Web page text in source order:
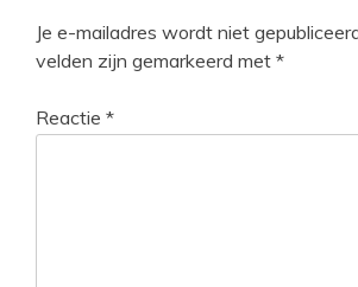
Je e-mailadres wordt niet
velden zijn gemarkeerd met *
Reactie *